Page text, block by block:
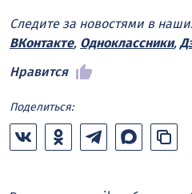
Следите за новостями в
ВКонтакте, Одноклассники,
Нравится
Поделиться: